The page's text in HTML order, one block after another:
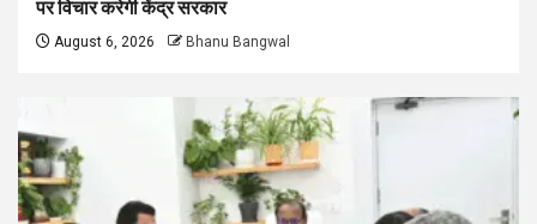
पर विचार करेगी केंद्र सरकार
August 6, 2026 Bhanu Bangwal